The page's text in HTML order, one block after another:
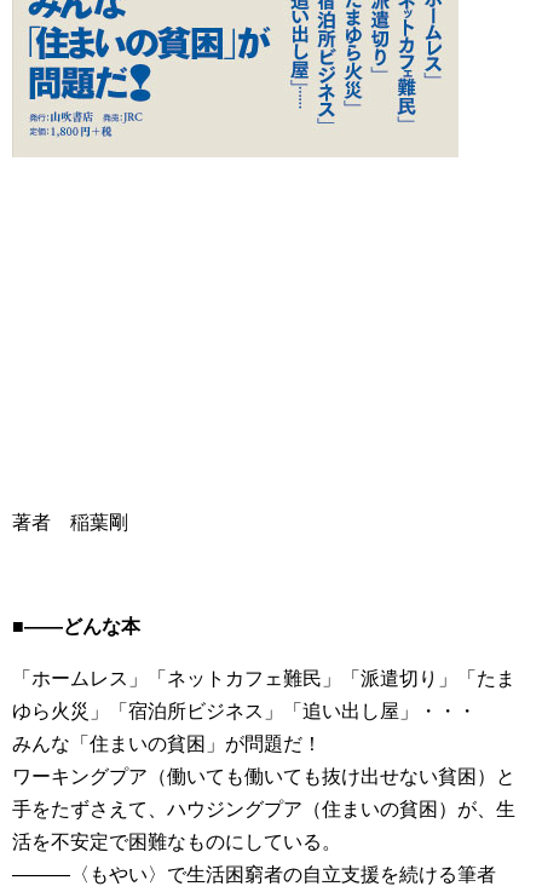
著者 稲葉剛
■――どんな本
「ホームレス」「ネットカフェ難民」「派遣切り」「たま
ゆら火災」「宿泊所ビジネス」「追い出し屋」・・・
みんな「住まいの貧困」が問題だ！
ワーキングプア（働いても働いても抜け出せない貧困）と
手をたずさえて、ハウジングプア（住まいの貧困）が、生
活を不安定で困難なものにしている。
―――〈もやい〉で生活困窮者の自立支援を続ける筆者